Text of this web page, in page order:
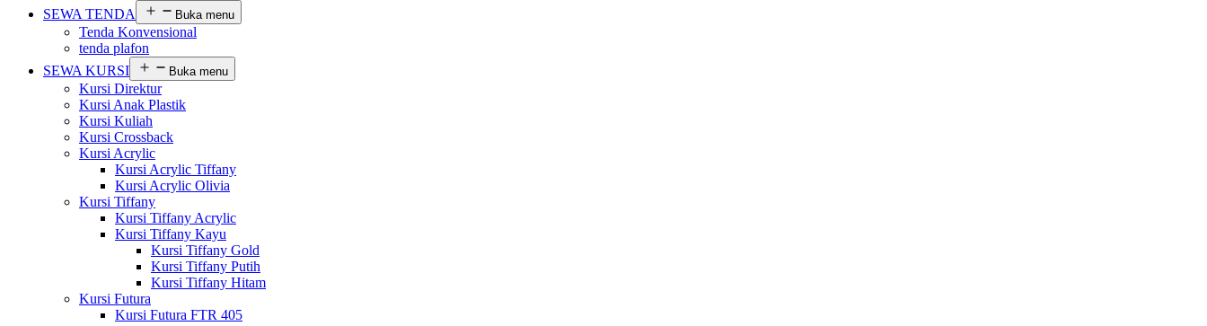
SEWA TENDA
Buka menu
Tenda Konvensional
tenda plafon
SEWA KURSI
Buka menu
Kursi Direktur
Kursi Anak Plastik
Kursi Kuliah
Kursi Crossback
Kursi Acrylic
Kursi Acrylic Tiffany
Kursi Acrylic Olivia
Kursi Tiffany
Kursi Tiffany Acrylic
Kursi Tiffany Kayu
Kursi Tiffany Gold
Kursi Tiffany Putih
Kursi Tiffany Hitam
Kursi Futura
Kursi Futura FTR 405